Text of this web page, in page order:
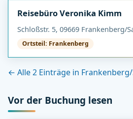
Reisebüro Veronika Kimm
Schloßstr. 5, 09669 Frankenberg/
Ortsteil: Frankenberg
← Alle 2 Einträge in
Vor der Buchung lesen